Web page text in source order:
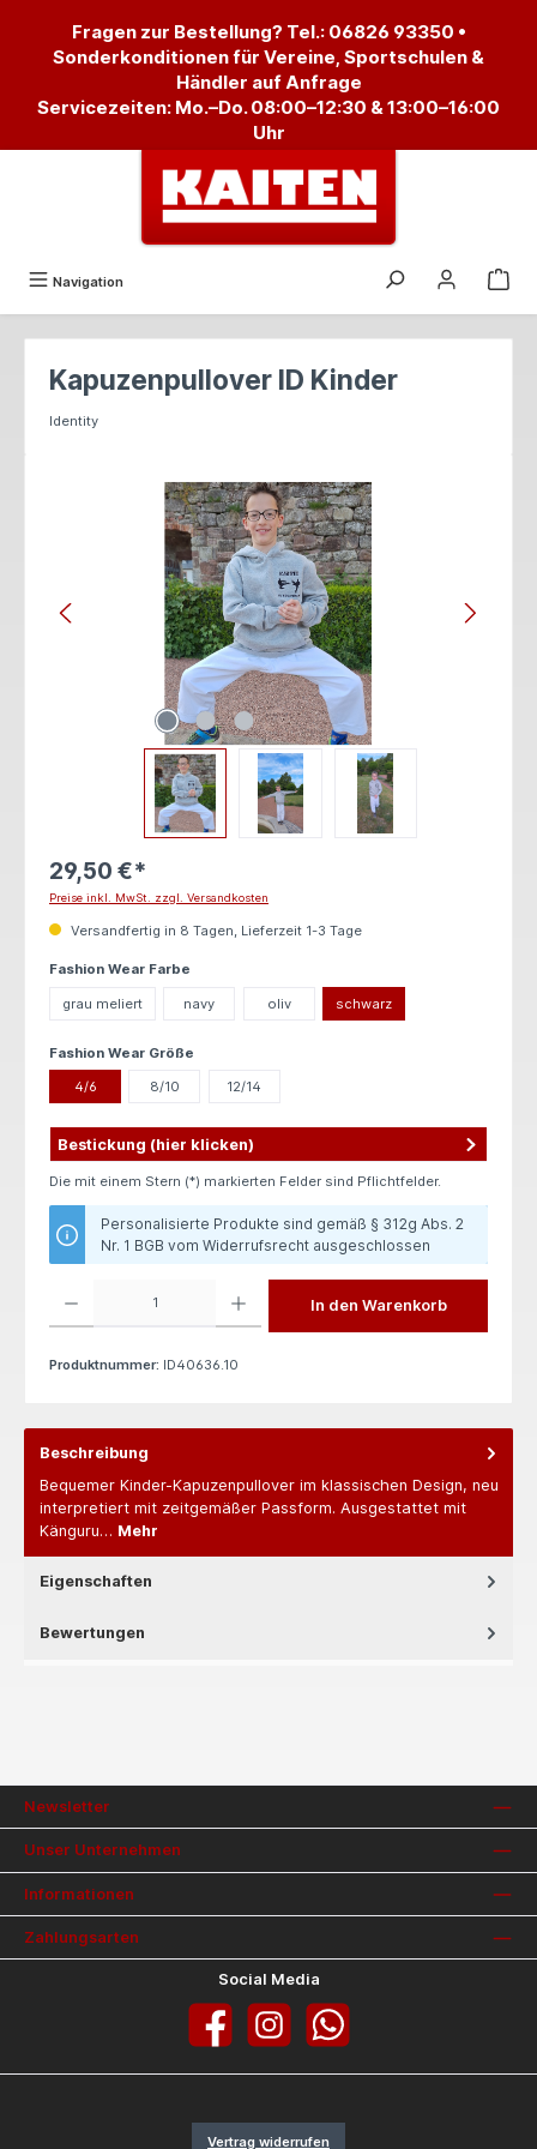
Fragen zur Bestellung? Tel.: 06826 93350 •
Sonderkonditionen für Vereine, Sportschulen &
Händler auf Anfrage
Servicezeiten: Mo.–Do. 08:00–12:30 & 13:00–16:00
Uhr
Navigation
Kapuzenpullover ID Kinder
Identity
Bildergalerie überspringen
29,50 €*
Preise inkl. MwSt. zzgl. Versandkosten
Versandfertig in 8 Tagen, Lieferzeit 1-3 Tage
Fashion Wear Farbe
grau meliert navy oliv schwarz
Fashion Wear Größe
4/6 8/10 12/14
Bestickung (hier klicken)
Die mit einem Stern (*) markierten Felder sind Pflichtfelder.
Personalisierte Produkte sind gemäß § 312g Abs. 2
Nr. 1 BGB vom Widerrufsrecht ausgeschlossen
In den Warenkorb
Produktnummer: ID40636.10
Beschreibung
Bequemer Kinder-Kapuzenpullover im klassischen Design, neu
interpretiert mit zeitgemäßer Passform. Ausgestattet mit
Känguru… Mehr
Eigenschaften
Bewertungen
Newsletter
Unser Unternehmen
Informationen
Zahlungsarten
Social Media
Facebook InstagramWhatsApp
Vertrag widerrufen